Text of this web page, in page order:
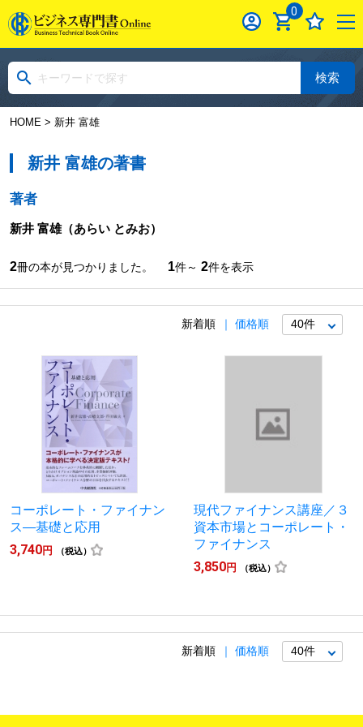
0
検索
HOME> 新井 富雄
新井 富雄の著書
著者
新井 富雄（あらい とみお）
2冊の本が見つかりました。 1件～ 2件を表示
新着順 価格順
コーポレート・ファイナン
ス―基礎と応用
3,740円 （税込）
現代ファイナンス講座／３
資本市場とコーポレート・
ファイナンス
3,850円 （税込）
新着順 価格順